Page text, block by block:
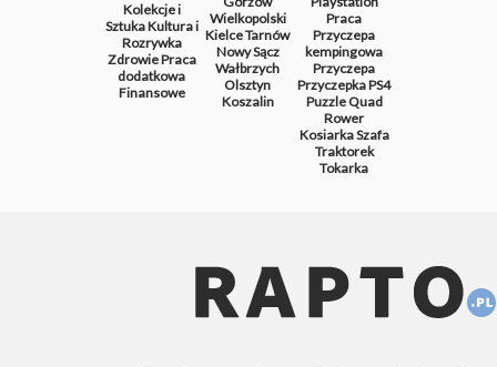
Kolekcje i
SztukaKultura i
Rozrywka
ZdrowiePraca
dodatkowa
Finansowe
Wielkopolski
KielceTarnów
Nowy Sącz
Wałbrzych
Olsztyn
Koszalin
Praca
Przyczepa
kempingowa
Przyczepa
PrzyczepkaPS4
PuzzleQuad
Rower
KosiarkaSzafa
Traktorek
Tokarka